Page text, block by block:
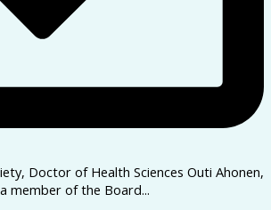
Doctor of Health Sciences Outi Ahonen,
member of the Board...